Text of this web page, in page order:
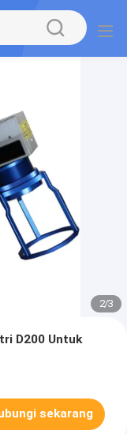
2/3
D200 Untuk
sekarang